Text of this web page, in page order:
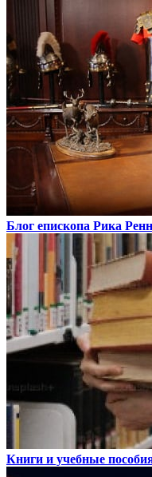
Блог епископа Рика
Книги и учебные